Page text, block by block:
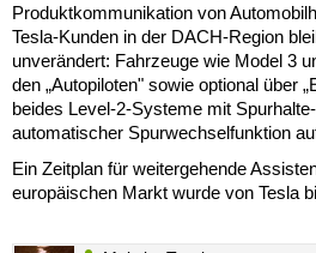
Produktkommunikation von
Tesla-Kunden in der DACH-Region
unverändert: Fahrzeuge wie Model 3
den „Autopiloten" sowie optional über
beides Level-2-Systeme mit
automatischer Spurwechselfunktion
Ein Zeitplan für weitergehende
europäischen Markt wurde von Tesla